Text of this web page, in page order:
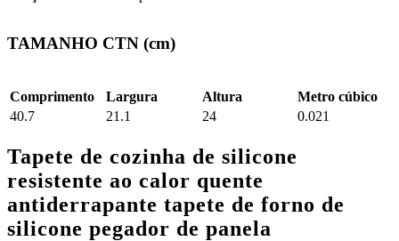
TAMANHO CTN (cm)
Comprimento Largura Altura
Metro cúbico
40.7
21.1 24 0.021
Tapete de cozinha de silicone
resistente ao calor quente
antiderrapante tapete de forno de
silicone pegador de panela